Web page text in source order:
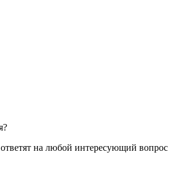
на любой интересующий вопрос